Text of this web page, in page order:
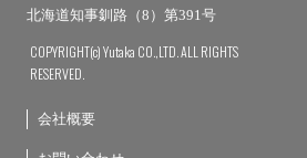
北海道知事釧路（8）第391号
COPYRIGHT(c) Yutaka CO.,LTD. ALL RIGHTS
RESERVED.
会社概要